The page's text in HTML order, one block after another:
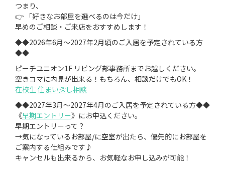
つまり、
👉 「好きなお部屋を選べるのは今だけ」
早めのご相談・ご来店をおすすめします！
◆◆2026年6月～2027年2月頃のご入居を予定されている方
◆◆
ピーチユニオン1F リビング部事務所までお越しください。
空きコマに内見が出来る！もちろん、相談だけでもOK！
在校生 住まい探し相談
◆◆2027年3月～2027年4月のご入居を予定されている方◆◆
《早期エントリー》にお申込ください。
早期エントリーって？
→気になっているお部屋/に空室が出たら、優先的にお部屋を
ご案内する仕組みです♪
キャンセルも出来るから、お気軽なお申し込みが可能！